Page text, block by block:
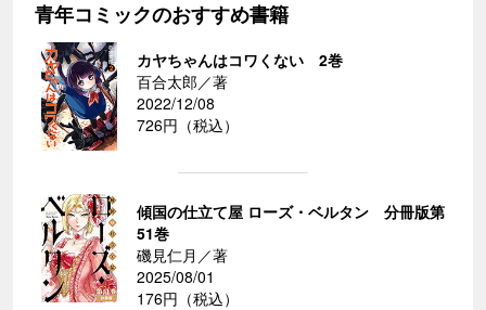
青年コミックのおすすめ書籍
カヤちゃんはコワくない 2巻
百合太郎／著
2022/12/08
726円（税込）
傾国の仕立て屋 ローズ・ベルタン 分冊版第
51巻
磯見仁月／著
2025/08/01
176円（税込）